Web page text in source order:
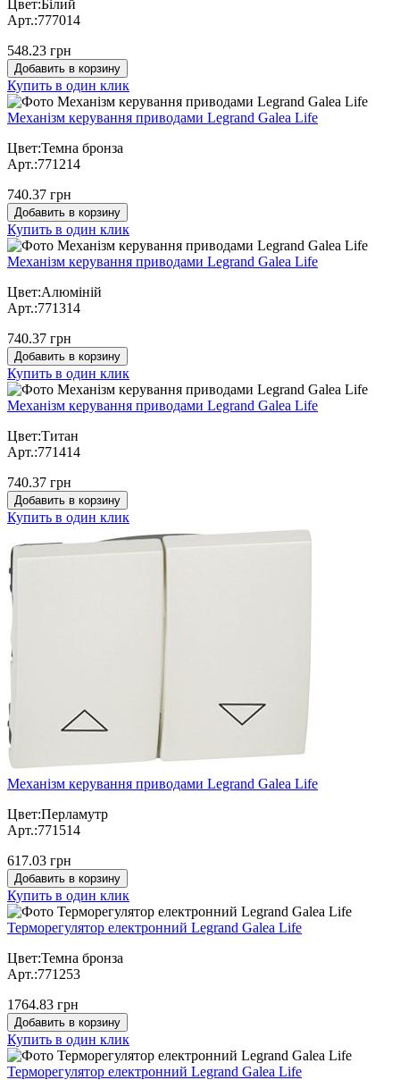
Цвет:Білий
Арт.:777014
548.23 грн
Добавить в корзину
Купить в один клик
Механізм керування приводами Legrand Galea Life
Цвет:Темна бронза
Арт.:771214
740.37 грн
Добавить в корзину
Купить в один клик
Механізм керування приводами Legrand Galea Life
Цвет:Алюміній
Арт.:771314
740.37 грн
Добавить в корзину
Купить в один клик
Механізм керування приводами Legrand Galea Life
Цвет:Титан
Арт.:771414
740.37 грн
Добавить в корзину
Купить в один клик
Механізм керування приводами Legrand Galea Life
Цвет:Перламутр
Арт.:771514
617.03 грн
Добавить в корзину
Купить в один клик
Терморегулятор електронний Legrand Galea Life
Цвет:Темна бронза
Арт.:771253
1764.83 грн
Добавить в корзину
Купить в один клик
Терморегулятор електронний Legrand Galea Life